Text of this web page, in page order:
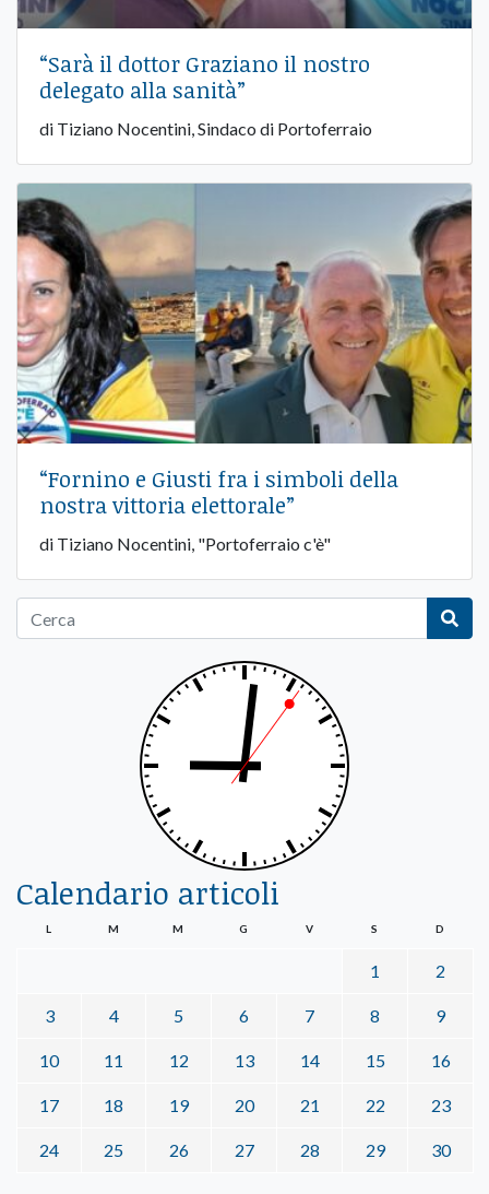
“Sarà il dottor Graziano il nostro
delegato alla sanità”
di Tiziano Nocentini, Sindaco di Portoferraio
“Fornino e Giusti fra i simboli della
nostra vittoria elettorale”
di Tiziano Nocentini, "Portoferraio c'è"
Calendario articoli
L M M G V S D
1 2
3 4 5 6 7 8 9
10 11 12 13 14 15 16
17 18 19 20 21 22 23
24 25 26 27 28 29 30